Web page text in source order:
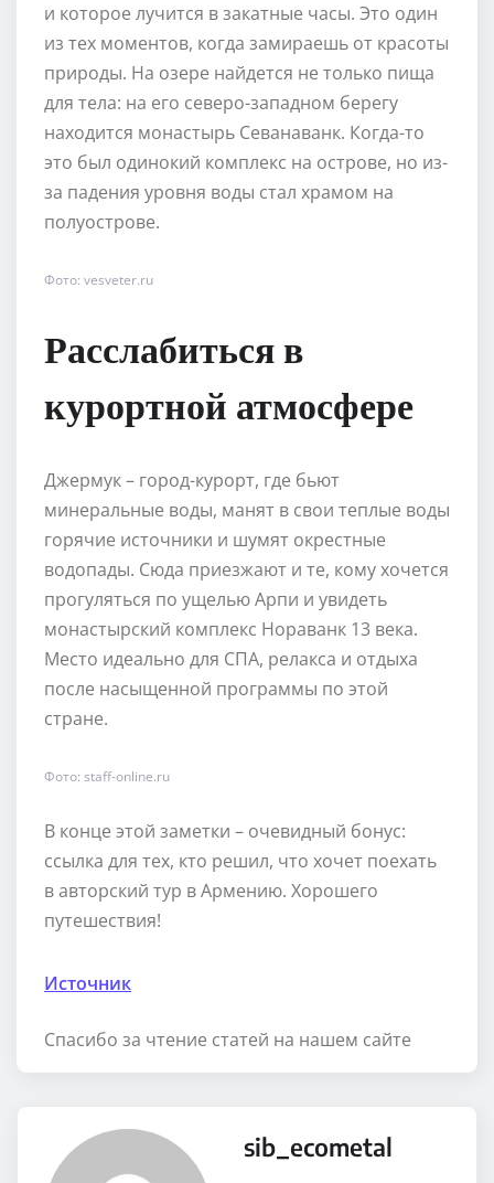
и которое лучится в закатные часы. Это один
из тех моментов, когда замираешь от красоты
природы. На озере найдется не только пища
для тела: на его северо-западном берегу
находится монастырь Севанаванк. Когда-то
это был одинокий комплекс на острове, но из-
за падения уровня воды стал храмом на
полуострове.
Фото: vesveter.ru
Расслабиться в
курортной атмосфере
Джермук – город-курорт, где бьют
минеральные воды, манят в свои теплые воды
горячие источники и шумят окрестные
водопады. Сюда приезжают и те, кому хочется
прогуляться по ущелью Арпи и увидеть
монастырский комплекс Нораванк 13 века.
Место идеально для СПА, релакса и отдыха
после насыщенной программы по этой
стране.
Фото: staff-online.ru
В конце этой заметки – очевидный бонус:
ссылка для тех, кто решил, что хочет поехать
в авторский тур в Армению. Хорошего
путешествия!
Источник
Спасибо за чтение статей на нашем сайте
sib_ecometal